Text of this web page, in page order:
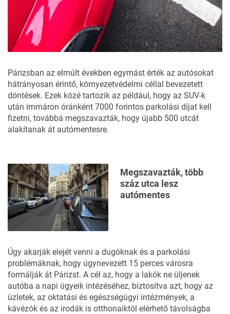
Párizsban az elmúlt években egymást érték az autósokat
hátrányosan érintő, környezetvédelmi céllal bevezetett
döntések. Ezek közé tartozik az például, hogy az SUV-k
után immáron óránként 7000 forintos parkolási díjat kell
fizetni, továbbá megszavazták, hogy újabb 500 utcát
alakítanak át autómentesre.
Megszavazták, több
száz utca lesz
autómentes
Úgy akarják elejét venni a dugóknak és a parkolási
problémáknak, hogy úgynevezett 15 perces városra
formálják át Párizst. A cél az, hogy a lakók ne üljenek
autóba a napi ügyeik intézéséhez, biztosítva azt, hogy az
üzletek, az oktatási és egészségügyi intézmények, a
kávézók és az irodák is otthonaiktól elérhető távolságba